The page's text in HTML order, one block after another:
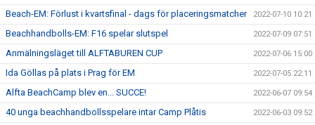
Beach-EM: Förlust i kvartsfinal - dags för placeringsmatcher 2022-07-10 10:21
Beachhandbolls-EM: F16 spelar slutspel 2022-07-09 07:51
Anmälningsläget till ALFTABUREN CUP 2022-07-06 15:00
Ida Göllas på plats i Prag för EM 2022-07-05 22:11
Alfta BeachCamp blev en... SUCCE! 2022-06-07 09:54
40 unga beachhandbollsspelare intar Camp Plåtis 2022-06-03 09:52